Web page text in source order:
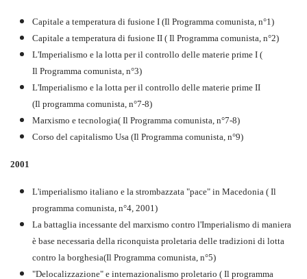
Capitale a temperatura di fusione I (Il Programma comunista, n°1)
Capitale a temperatura di fusione II ( Il Programma comunista, n°2)
L'Imperialismo e la lotta per il controllo delle materie prime I (
Il Programma comunista, n°3)
L'Imperialismo e la lotta per il controllo delle materie prime II
(Il programma comunista, n°7-8)
Marxismo e tecnologia( Il Programma comunista, n°7-8)
Corso del capitalismo Usa (Il Programma comunista, n°9)
2001
L'imperialismo italiano e la strombazzata "pace" in Macedonia ( Il
programma comunista, n°4, 2001)
La battaglia incessante del marxismo contro l'Imperialismo di maniera
è base necessaria della riconquista proletaria delle tradizioni di lotta
contro la borghesia(Il Programma comunista, n°5)
"Delocalizzazione" e internazionalismo proletario ( Il programma